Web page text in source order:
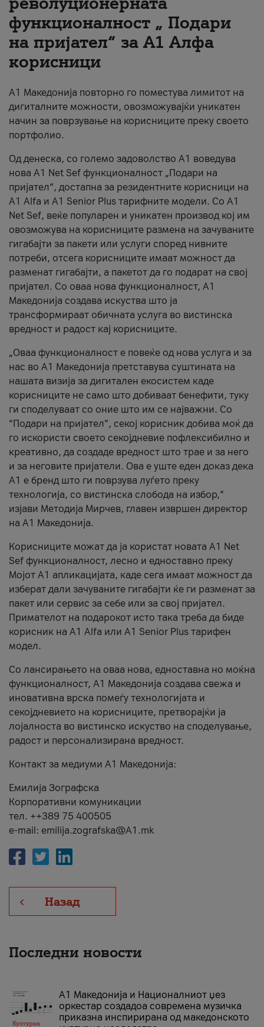
За нас
#ПодобарОнлајн
функционалност „ Подари
на пријател“ за А1 Алфа
корисници
А1 Македонија повторно го поместува лимитот на
дигиталните можности, овозможувајќи уникатен
начин за поврзување на корисниците преку своето
портфолио.
Од денеска, со големо задоволство А1 воведува
нова A1 Net Sef функционалност „Подари на
пријател“, достапна за резидентните корисници на
А1 Alfa и A1 Senior Plus тарифните модели. Со A1
Net Sef, веќе популарен и уникатен производ кој им
овозможува на корисниците размена на зачуваните
гигабајти за пакети или услуги според нивните
потреби, отсега корисниците имаат можност да
разменат гигабајти, а пакетот да го подарат на свој
пријател. Со оваа нова функционалност, А1
Македонија создава искуства што ја
трансформираат обичната услуга во вистинска
вредност и радост кај корисниците.
„Оваа функционалност е повеќе од нова услуга и за
нас во А1 Македонија претставува суштината на
нашата визија за дигитален екосистем каде
корисниците не само што добиваат бенефити, туку
ги споделуваат со оние што им се најважни. Со
“Подари на пријател”, секој корисник добива моќ да
го искористи своето секојдневие пофлексибилно и
креативно, да создаде вредност што трае и за него
и за неговите пријатели. Ова е уште еден доказ дека
А1 е бренд што ги поврзува луѓето преку
технологија, со вистинска слобода на избор,“
изјави Методија Мирчев, главен извршен директор
на А1 Македонија.
Корисниците можат да ја користат новата А1 Net
Sef функционалност, лесно и едноставно преку
Мојот А1 апликацијата, каде сега имаат можност да
изберат дали зачуваните гигабајти ќе ги разменат за
пакет или сервис за себе или за свој пријател.
Примателот на подарокот исто така треба да биде
корисник на А1 Alfa или A1 Senior Plus тарифен
модел.
Со лансирањето на оваа нова, едноставна но моќна
функционалност, А1 Македонија создава свежа и
иновативна врска помеѓу технологијата и
секојдневието на корисниците, претворајќи ја
лојалноста во вистинско искуство на споделување,
радост и персонализирана вредност.
Контакт за медиуми А1 Македонија:
Емилија Зографска
Корпоративни комуникации
тел. ++389 75 400505
e-mail: emilija.zografska@A1.mk
Назад
Последни новости
А1 Македонија и Националниот џез
оркестар создадоа современа музичка
приказна инспирирана од македонското